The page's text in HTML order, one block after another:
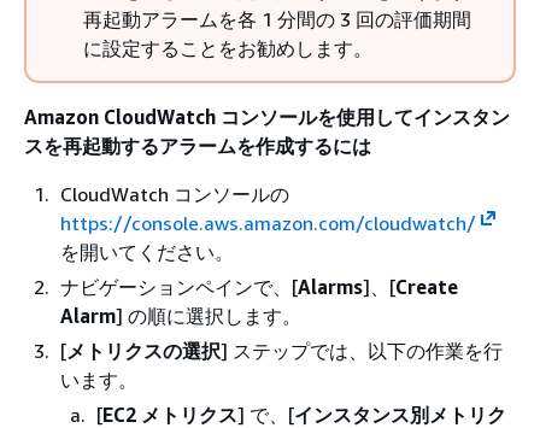
再起動アラームを各 1 分間の 3 回の評価期間
に設定することをお勧めします。
Amazon CloudWatch コンソールを使用してインスタン
スを再起動するアラームを作成するには
CloudWatch コンソールの
https://console.aws.amazon.com/cloudwatch/
を開いてください。
ナビゲーションペインで、[Alarms]、[Create
Alarm] の順に選択します。
[メトリクスの選択] ステップでは、以下の作業を行
います。
[EC2 メトリクス] で、[インスタンス別メトリク